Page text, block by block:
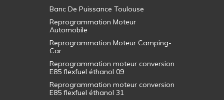
Banc De Puissance Toulouse
Reprogrammation Moteur
Automobile
Reprogrammation Moteur Camping-
Car
Reprogrammation moteur conversion
E85 flexfuel éthanol 09
Reprogrammation moteur conversion
E85 flexfuel éthanol 31